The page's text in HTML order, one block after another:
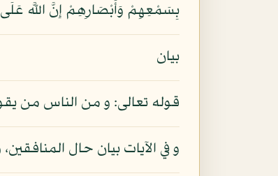
بِسَمْعِهِمْ وَأَبْصَارِهِمْ إِنَّ اللَّه عَلَى
بيان
قوله تعالى: و من الناس من
و في الآيات بيان حال